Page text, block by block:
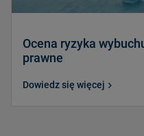
Ocena ryzyka
prawne
Dowiedz się więcej